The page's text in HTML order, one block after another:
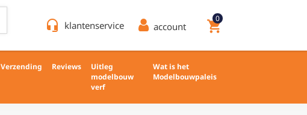
headset_mic klantenservice account shopping_cart
0
Verzending Reviews
Uitleg
modelbouw
verf
Wat is het
Modelbouwpaleis